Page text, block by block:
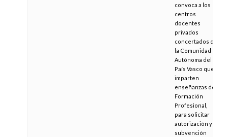
convoca a los
centros
docentes
privados
concertados de
la Comunidad
Autónoma del
País Vasco que
imparten
enseñanzas de
Formación
Profesional,
para solicitar
autorización y
subvención